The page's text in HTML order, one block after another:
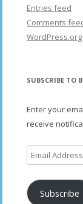
Entries feed
Comments
WordPress.org
SUBSCRIBE TO
Enter your
receive
Email
Address
Subscribe